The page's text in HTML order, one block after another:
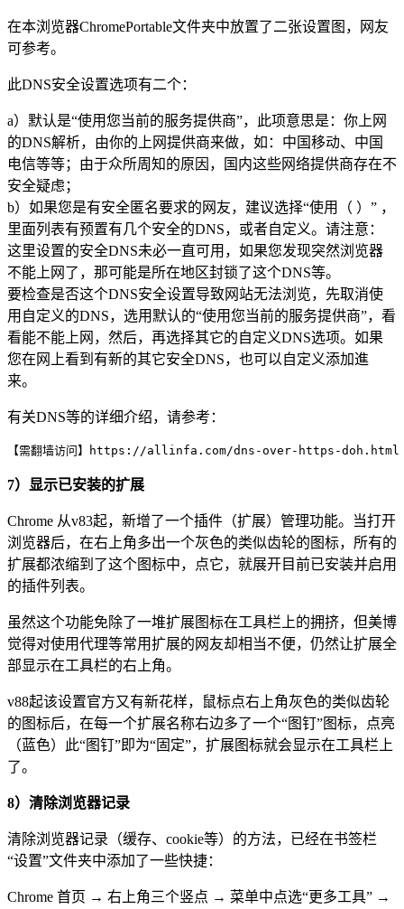
在本浏览器ChromePortable文件夹中放置了二张设置图，网友
可参考。
此DNS安全设置选项有二个：
a）默认是“使用您当前的服务提供商”，此项意思是：你上网
的DNS解析，由你的上网提供商来做，如：中国移动、中国
电信等等；由于众所周知的原因，国内这些网络提供商存在不
安全疑虑；
b）如果您是有安全匿名要求的网友，建议选择“使用（ ）” ，
里面列表有预置有几个安全的DNS，或者自定义。请注意：
这里设置的安全DNS未必一直可用，如果您发现突然浏览器
不能上网了，那可能是所在地区封锁了这个DNS等。
要检查是否这个DNS安全设置导致网站无法浏览，先取消使
用自定义的DNS，选用默认的“使用您当前的服务提供商”，看
看能不能上网，然后，再选择其它的自定义DNS选项。如果
您在网上看到有新的其它安全DNS，也可以自定义添加進
来。
有关DNS等的详细介绍，请参考：
【需翻墙访问】https://allinfa.com/dns-over-https-doh.html （
7）显示已安装的扩展
Chrome 从v83起，新增了一个插件（扩展）管理功能。当打开
浏览器后，在右上角多出一个灰色的类似齿轮的图标，所有的
扩展都浓缩到了这个图标中，点它，就展开目前已安装并启用
的插件列表。
虽然这个功能免除了一堆扩展图标在工具栏上的拥挤，但美博
觉得对使用代理等常用扩展的网友却相当不便，仍然让扩展全
部显示在工具栏的右上角。
v88起该设置官方又有新花样，鼠标点右上角灰色的类似齿轮
的图标后，在每一个扩展名称右边多了一个“图钉”图标，点亮
（蓝色）此“图钉”即为“固定”，扩展图标就会显示在工具栏上
了。
8）清除浏览器记录
清除浏览器记录（缓存、cookie等）的方法，已经在书签栏
“设置”文件夹中添加了一些快捷：
Chrome 首页 → 右上角三个竖点 → 菜单中点选“更多工具” →